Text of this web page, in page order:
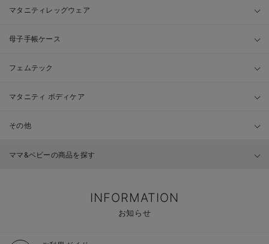
マタニティレッグウェア
母子手帳ケース
フェムテック
マタニティ ボディケア
その他
ママ&ベビーの商品を探す
INFORMATION
お知らせ